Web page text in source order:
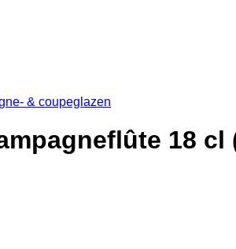
& coupeglazen
18 cl